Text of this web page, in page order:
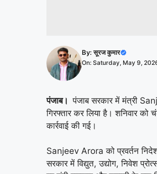
By:सूरज कुमार
On: Saturday, May 9,
पंजाब। पंजाब सरकार में मंत्री
गिरफ्तार कर लिया है। शनिवार
कार्रवाई की गई।
Sanjeev Arora को प्रवर्तन
सरकार में विद्युत, उद्योग, निवेश